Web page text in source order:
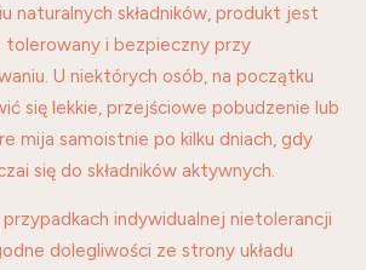
naturalnych składników, produkt jest
i bezpieczny przy
U niektórych osób, na początku
się lekkie, przejściowe pobudzenie lub
mija samoistnie po kilku dniach, gdy
się do składników aktywnych.
indywidualnej nietolerancji
dolegliwości ze strony układu